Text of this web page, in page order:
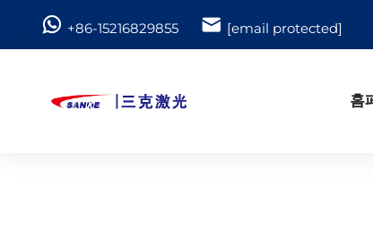
+86-15216829855 [email protected]
홈